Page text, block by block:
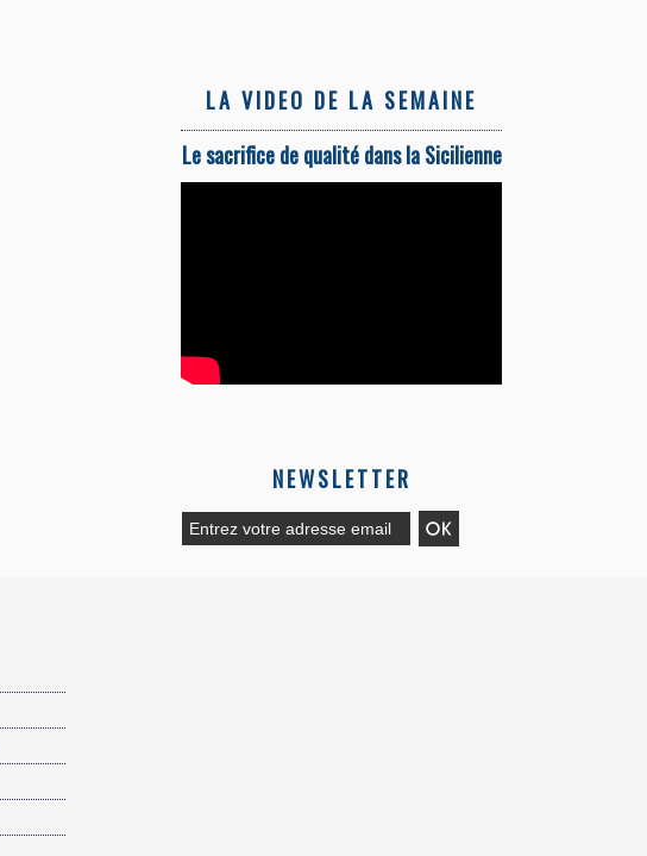
LA VIDEO DE LA SEMAINE
Le sacrifice de qualité dans la Sicilienne
NEWSLETTER